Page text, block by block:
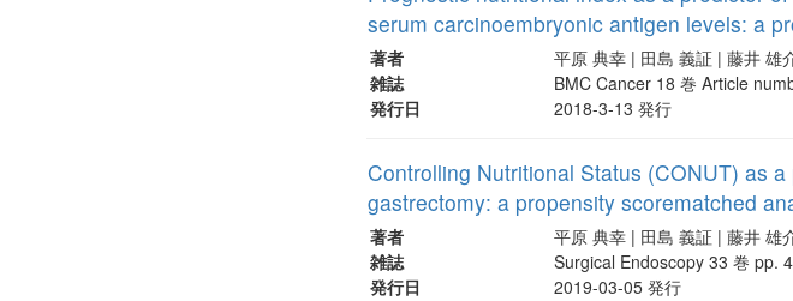
serum carcinoembryonic antigen levels: a
著者
平原 典幸 | 田島 義証 | 藤井 雄
雑誌
BMC Cancer 18 巻 Article
発行日
2018-3-13 発行
Controlling Nutritional Status (CONUT) as
gastrectomy: a propensity scorematched
著者
平原 典幸 | 田島 義証 | 藤井 雄
雑誌
Surgical Endoscopy 33 巻 pp.
発行日
2019-03-05 発行